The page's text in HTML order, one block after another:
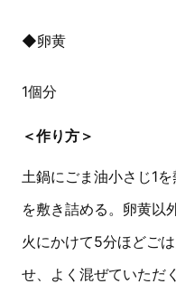
◆卵黄
1個分
＜作り方＞
土鍋にごま油小さじ1
を敷き詰める。卵黄以
火にかけて5分ほどご
せ、よく混ぜていただく